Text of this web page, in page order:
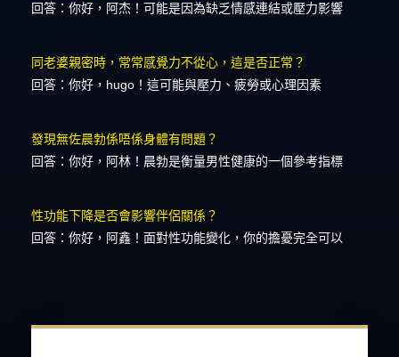
回答：你好，阿杰！可能是因為缺乏情感連結或壓力影響
同老婆親密時，常常感覺力不從心，這是否正常？
回答：你好，hugo！這可能與壓力、疲勞或心理因素
發現無佐晨勃係唔係身體有問題？
回答：你好，阿林！晨勃是衡量男性健康的一個參考指標
性功能下降是否會影響伴侶關係？
回答：你好，阿鑫！面對性功能變化，你的擔憂完全可以